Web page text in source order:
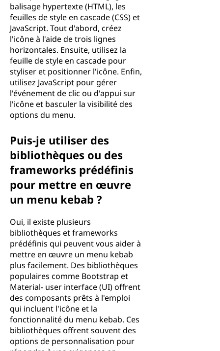
balisage hypertexte (HTML), les
feuilles de style en cascade (CSS) et
JavaScript. Tout d'abord, créez
l'icône à l'aide de trois lignes
horizontales. Ensuite, utilisez la
feuille de style en cascade pour
styliser et positionner l'icône. Enfin,
utilisez JavaScript pour gérer
l'événement de clic ou d'appui sur
l'icône et basculer la visibilité des
options du menu.
Puis-je utiliser des
bibliothèques ou des
frameworks prédéfinis
pour mettre en œuvre
un menu kebab ?
Oui, il existe plusieurs
bibliothèques et frameworks
prédéfinis qui peuvent vous aider à
mettre en œuvre un menu kebab
plus facilement. Des bibliothèques
populaires comme Bootstrap et
Material- user interface (UI) offrent
des composants prêts à l'emploi
qui incluent l'icône et la
fonctionnalité du menu kebab. Ces
bibliothèques offrent souvent des
options de personnalisation pour